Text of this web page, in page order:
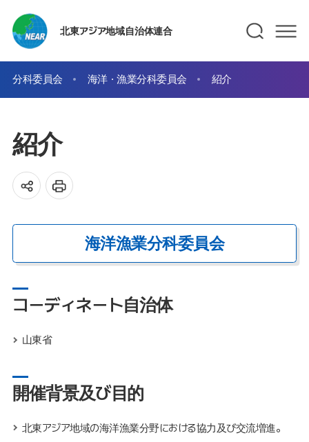
北東アジア地域自治体連合
分科委員会 海洋・漁業分科委員会 紹介
紹介
海洋漁業分科委員会
コーディネート自治体
山東省
開催背景及び目的
北東アジア地域の海洋漁業分野における協力及び交流増進。